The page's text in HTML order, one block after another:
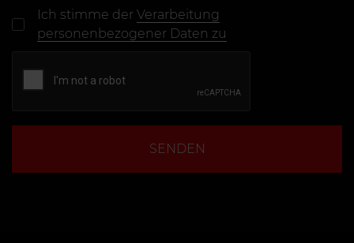
Ich stimme derVerarbeitung
personenbezogener Daten zu
SENDEN